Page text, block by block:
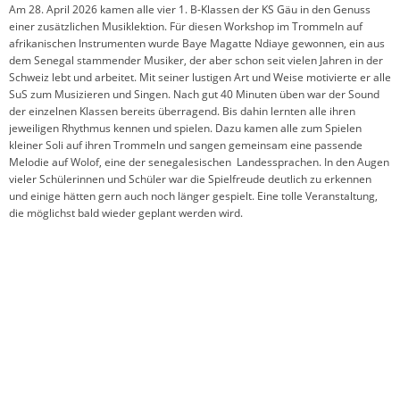
Am 28. April 2026 kamen alle vier 1. B-Klassen der KS Gäu in den Genuss
einer zusätzlichen Musiklektion. Für diesen Workshop im Trommeln auf
afrikanischen Instrumenten wurde Baye Magatte Ndiaye gewonnen, ein aus
dem Senegal stammender Musiker, der aber schon seit vielen Jahren in der
Schweiz lebt und arbeitet. Mit seiner lustigen Art und Weise motivierte er alle
SuS zum Musizieren und Singen. Nach gut 40 Minuten üben war der Sound
der einzelnen Klassen bereits überragend. Bis dahin lernten alle ihren
jeweiligen Rhythmus kennen und spielen. Dazu kamen alle zum Spielen
kleiner Soli auf ihren Trommeln und sangen gemeinsam eine passende
Melodie auf Wolof, eine der senegalesischen Landessprachen. In den Augen
vieler Schülerinnen und Schüler war die Spielfreude deutlich zu erkennen
und einige hätten gern auch noch länger gespielt. Eine tolle Veranstaltung,
die möglichst bald wieder geplant werden wird.